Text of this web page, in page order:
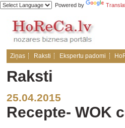
Powered by
Ziņas Raksti Ekspertu padomi
Raksti
25.04.2015
Recepte- WOK